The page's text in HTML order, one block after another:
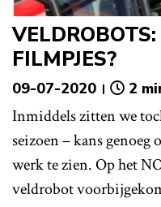
FILMPJES?
09-07-2020 2
Inmiddels zitten we
seizoen – kans genoeg
werk te zien. Op het
veldrobot